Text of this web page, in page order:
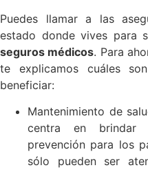
Puedes llamar a las
estado donde vives para
seguros médicos. Para
te explicamos cuáles
beneficiar:
Mantenimiento de
centra en brindar
prevención para los
sólo pueden ser